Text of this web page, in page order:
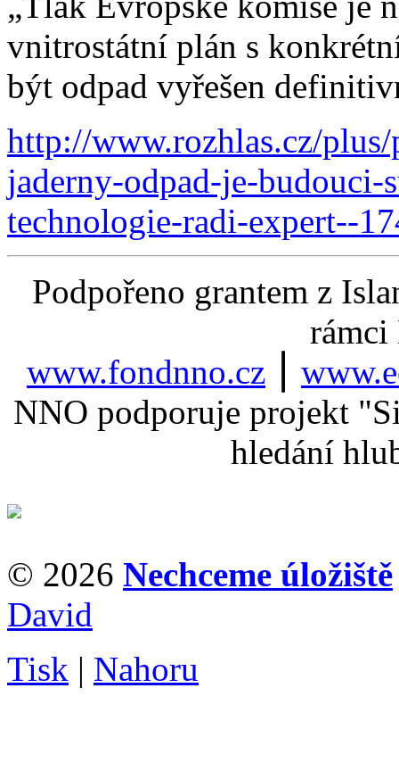
vnitrostátní plán s
být odpad vyřešen
http://www.rozhlas.cz/
jaderny-odpad-je-budouci-
technologie-radi-expert--
Podpořeno grantem z
rámci
www.fondnno.cz
NNO podporuje projekt
hledání
© 2026 Nechceme úložiště
David
Tisk | Nahoru